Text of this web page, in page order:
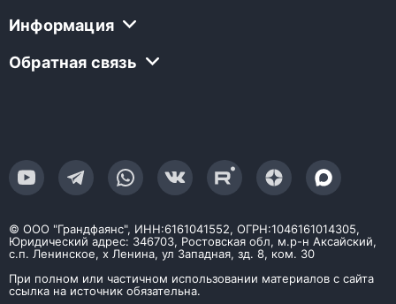
Информация
Обратная связь
© ООО "Грандфаянс", ИНН:6161041552, ОГРН:1046161014305,
Юридический адрес: 346703, Ростовская обл, м.р-н Аксайский,
с.п. Ленинское, х Ленина, ул Западная, зд. 8, ком. 30
При полном или частичном использовании материалов с сайта
ссылка на источник обязательна.